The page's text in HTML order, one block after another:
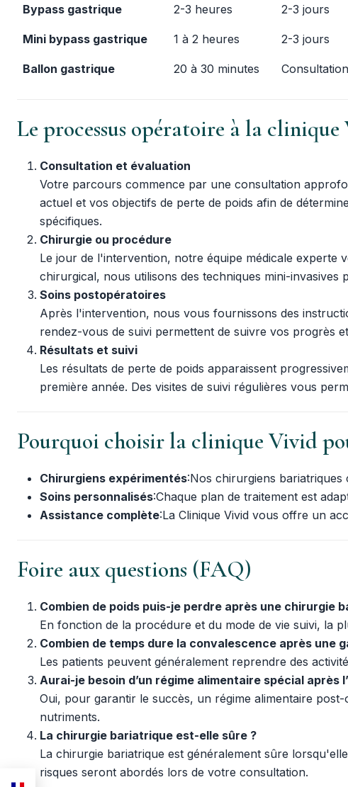
Bypass gastrique 2-3 heures 2-3 jours
Mini bypass gastrique 1 à 2 heures 2-3 jours
Ballon gastrique 20 à 30 minutes
Le processus opératoire à la
Consultation et évaluation
Votre parcours commence par une consultation
actuel et vos objectifs de perte de poids afin de
spécifiques.
Chirurgie ou procédure
Le jour de l'intervention, notre équipe médicale
chirurgical, nous utilisons des techniques mini-invasives
Soins postopératoires
Après l'intervention, nous vous fournissons des
rendez-vous de suivi permettent de suivre vos progrès
Résultats et suivi
Les résultats de perte de poids apparaissent
première année. Des visites de suivi régulières vous
Pourquoi choisir la clinique Vivid
Chirurgiens expérimentés:Nos chirurgiens
Soins personnalisés:Chaque plan de traitement est
Assistance complète:La Clinique Vivid vous offre un
Foire aux questions (FAQ)
Combien de poids puis-je perdre après une chirurgie
En fonction de la procédure et du mode de vie suivi, la
Combien de temps dure la convalescence après une
Les patients peuvent généralement reprendre des
Aurai-je besoin d’un régime alimentaire spécial après
Oui, pour garantir le succès, un régime alimentaire
nutriments.
La chirurgie bariatrique est-elle sûre ?
La chirurgie bariatrique est généralement sûre
risques seront abordés lors de votre consultation.